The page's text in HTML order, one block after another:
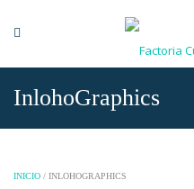
InlohoGraphics
INICIO / INLOHOGRAPHICS